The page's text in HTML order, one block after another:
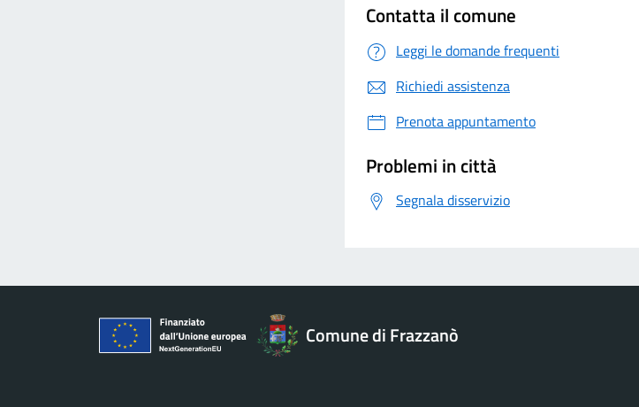
Contatta il comune
Leggi le domande frequenti
Richiedi assistenza
Prenota appuntamento
Problemi in città
Segnala disservizio
Comune di Frazzanò